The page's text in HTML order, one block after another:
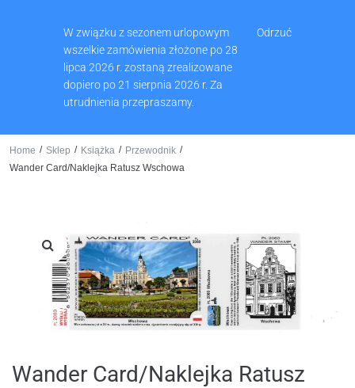
W związku z sezonem urlopowym
wszelkie zamówienia złożone po 28
lipca 2026 r. zostaną zrealizowane
dopiero po 21 sierpnia 2026 r. Za
utrudnienia przepraszamy.
Odrzuć
65 540 74 61
Home / Sklep / Książka / Przewodnik /
Wander Card/Naklejka Ratusz Wschowa
Wander Card/Naklejka Ratusz